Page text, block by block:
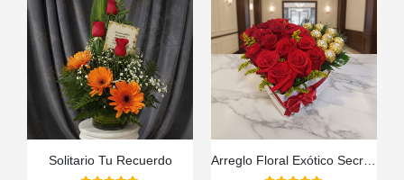
Solitario Tu Recuerdo Arreglo Floral Exótico Secreto